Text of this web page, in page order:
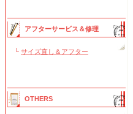
アフターサービス＆修理
└ サイズ直し＆アフター
OTHERS